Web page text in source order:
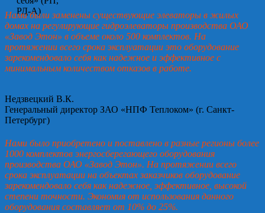
Нами были заменены существующие элеваторы в жилых
домах на регулирующие гидроэлеваторы производства ОАО
«Завод Этон» в объеме около 500 комплектов. На
протяжении всего срока эксплуатации это оборудование
зарекомендовало себя как надежное и эффективное с
минимальным количеством отказов в работе.
Недзвецкий В.К.
Генеральный директор ЗАО «НПФ Теплоком» (г. Санкт-
Петербург)
Нами было приобретено и поставлено в разные регионы более
1000 комплектов энергосберегающего оборудования
производства ОАО «Завод Этон». На протяжении всего
срока эксплуатации на объектах заказчиков оборудование
зарекомендовало себя как надежное, эффективное, высокой
степени точности. Экономия от использования данного
оборудования составляет от 10% до 25%.